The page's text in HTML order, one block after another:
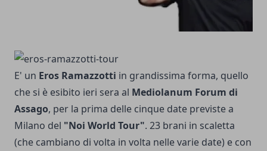
E' un Eros Ramazzotti in grandissima forma, quello
che si è esibito ieri sera al Mediolanum Forum di
Assago, per la prima delle cinque date previste a
Milano del "Noi World Tour". 23 brani in scaletta
(che cambiano di volta in volta nelle varie date) e con